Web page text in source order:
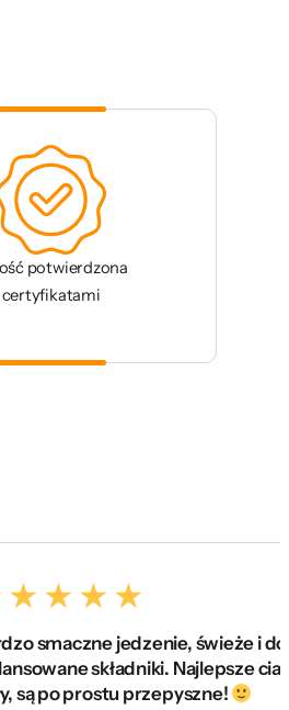
potwierdzona
certyfikatami
jedzenie, świeże i dobrze
składniki. Najlepsze ciasta i
prostu przepyszne!